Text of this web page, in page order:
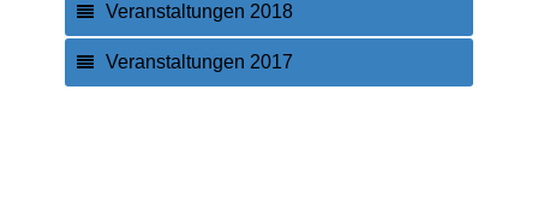
Veranstaltungen 2018
Veranstaltungen 2017